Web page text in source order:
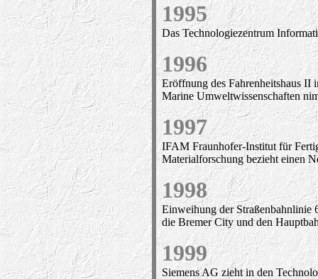
1995
Das Technologiezentrum
1996
Eröffnung des Fahrenheitshaus
Marine Umweltwissenschaften
1997
IFAM Fraunhofer-Institut für
Materialforschung bezieht einen
1998
Einweihung der Straßenbahnlinie
die Bremer City und den
1999
Siemens AG zieht in den